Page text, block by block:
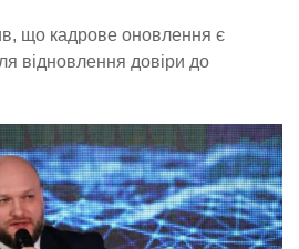
що кадрове оновлення є
відновлення довіри до